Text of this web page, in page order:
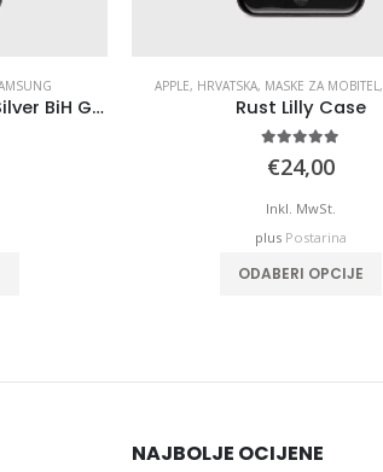
Crna Maska za Handy – Silver BiH Grad na Karti
APPLE, HRVATSKA, MASKE ZA MOBITEL,
Rust Lilly Case
€24,00
Inkl. MwSt.
plus Postarina
ODABERI OPCIJE
NAJBOLJE OCIJENE